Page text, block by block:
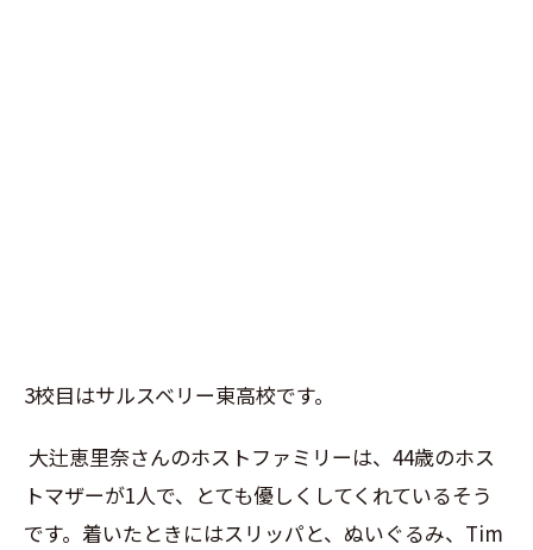
3校目はサルスベリー東高校です。
大辻恵里奈さんのホストファミリーは、 44歳のホス
トマザーが1人で、とても優しくしてくれているそう
です。着いたときにはスリッパと、ぬいぐるみ、 Tim